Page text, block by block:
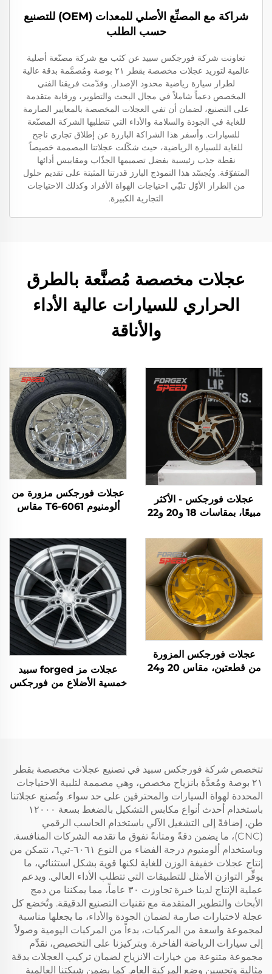
شراكة مع المصنِّع الأصلي للمعدات (OEM) للتصنيع
حسب الطلب
تعاونت شركة فورجكس سبيد عن كثب مع شركة مصنّعة أصلية
عالمية لتوريد عجلات مخصصة بقطر ٢١ بوصة ومُصمَّمة بدقة عالية
لطراز سيارة رياضية محدود الإصدار. وقدّمت فريقنا الفني
المخصص دعماً شاملاً في مجال البحث والتطوير، ورقابة متقدمة
على التصنيع، لضمان أن تفي العجلات المخصصة بالمعايير الصارمة
للغاية في الجودة والسلامة والأداء التي تتطلبها الشركة المصنّعة
للسيارات. وأسفر هذا الشراكة البارزة عن إطلاق تجاري ناجح
للغاية للسيارة الرياضية، حيث شكّلت عجلاتنا المصممة خصيصاً
نقطة جذب رئيسية بفضل تصميمها الجذّاب ومقاييس أدائها
المتفوّقة. ويُجسّد هذا النموذج البارز قدرتنا المثبتة على تقديم حلول
من الطراز الأوّل تلبّي احتياجات الهواة الأفراد وكذلك الاحتياجات
التجارية الكبيرة.
عجلات مخصصة مُصنَّعة بالطرق
الحراري للسيارات عالية الأداء
والأناقة
عجلات فورجكس - الأكثر
مبيعًا، بمقاسات 18 و20 و22
5x114.3 و5x120 و6x139.7،
عجلات مزورة حسب الطلب،
لجنوط السيارات السياحية
عجلات فورجكس مزورة من
ألومنيوم 6061-T6 مقاس
للطرق الوعرة، لسيارات
Chevrolet GMC
2500HD Silverado Ram
SUV
عجلات فورجكس المزورة
من قطعتين، مقاس 20 و24
عجلات مز forged سبيد
خمسية الأضلاع من فورجكس
تتخصص شركة فورجكس سبيد في تصنيع عجلات مخصصة بقطر
٢١ بوصة ومُعدَّة بانزياح مخصص، وهي مصممة لتلبية الاحتياجات
المحددة لهواة السيارات والمحترفين على حد سواء. وتُصنع عجلاتنا
باستخدام أحدث أنواع مكابس التشكيل بالضغط بسعة ١٢٠٠٠
طن، إضافةً إلى التشغيل الآلي باستخدام الحاسب الرقمي
(CNC)، ما يضمن دقةً ومتانةً تفوق ما تقدمه الشركات المنافسة.
وباستخدام ألومنيوم درجة الفضاء من النوع ٦٠٦١-تي٦، نتمكن من
إنتاج عجلات خفيفة الوزن للغاية لكنها قوية بشكل استثنائي، ما
يوفِّر التوازن الأمثل للتطبيقات التي تتطلب الأداء العالي. ويدعم
عملية الإنتاج لدينا خبرة تجاوزت ٣٠ عاماً، مما يمكننا من دمج
الأبحاث والتطوير المتقدمة مع تقنيات التصنيع الدقيقة. وتُخضع كل
عجلة لاختبارات صارمة لضمان الجودة والأداء، ما يجعلها مناسبة
لمجموعة واسعة من المركبات، بدءاً من المركبات اليومية وصولاً
إلى سيارات الرياضة الفاخرة. وبتركيزنا على التخصيص، نقدِّم
مجموعة متنوعة من خيارات الانزياح لضمان تركيب العجلات بدقة
مثالية وتحسين وضع المركبة العام. كما يضمن شبكتنا العالمية